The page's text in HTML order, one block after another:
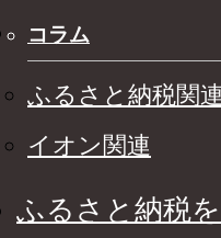
コラム
ふるさと納税関連
イオン関連
ふるさと納税